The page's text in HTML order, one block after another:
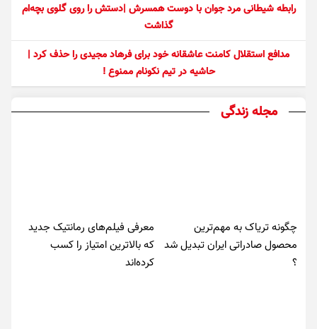
رابطه شیطانی مرد جوان با دوست همسرش |دستش را روی گلوی بچه‌ام
گذاشت
مدافع استقلال کامنت عاشقانه خود برای فرهاد مجیدی را حذف کرد |
حاشیه در تیم نکونام ممنوع !
مجله زندگی
چگونه تریاک به مهم‌ترین
محصول صادراتی ایران تبدیل شد
؟
معرفی فیلم‌های رمانتیک جدید
که بالاترین امتیاز را کسب
کرده‌اند